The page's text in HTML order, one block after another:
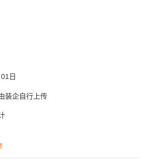
日
装企自行上传